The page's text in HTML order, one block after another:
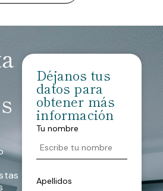
Déjanos tus
datos para
obtener más
información
Tu nombre
Apellidos